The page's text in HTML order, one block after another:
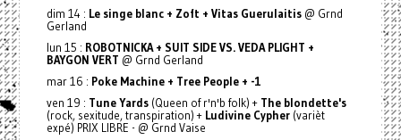
dim 14 : Le singe blanc + Zoft + Vitas Guerulaitis@ Grnd
Gerland
lun 15 : ROBOTNICKA + SUIT SIDE VS. VEDA PLIGHT +
BAYGON VERT @ Grnd Gerland
mar 16 : Poke Machine + Tree People + -1
ven 19 : Tune Yards(Queen of r'n'b folk) + The blondette's
(rock, sexitude, transpiration) + Ludivine Cypher(varièt
expé) PRIX LIBRE - @ Grnd Vaise